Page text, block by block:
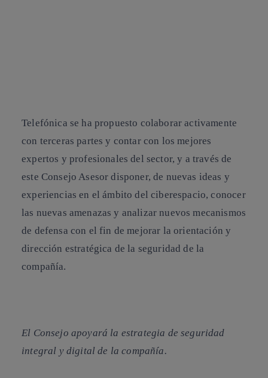
Telefónica se ha propuesto colaborar activamente
con terceras partes y contar con los mejores
expertos y profesionales del sector, y a través de
este Consejo Asesor disponer, de nuevas ideas y
experiencias en el ámbito del ciberespacio, conocer
las nuevas amenazas y analizar nuevos mecanismos
de defensa con el fin de mejorar la orientación y
dirección estratégica de la seguridad de la
compañía.
El Consejo apoyará la estrategia de seguridad
integral y digital de la compañía.